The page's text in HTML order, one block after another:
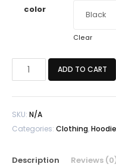
color
Clear
Ship
ADD TO CART
SKU: N/A
Categories: Clothing,
Description Reviews